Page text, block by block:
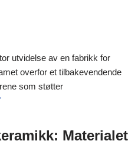
utvidelse av en fabrikk for
overfor et tilbakevendende
som støtter
Materialet